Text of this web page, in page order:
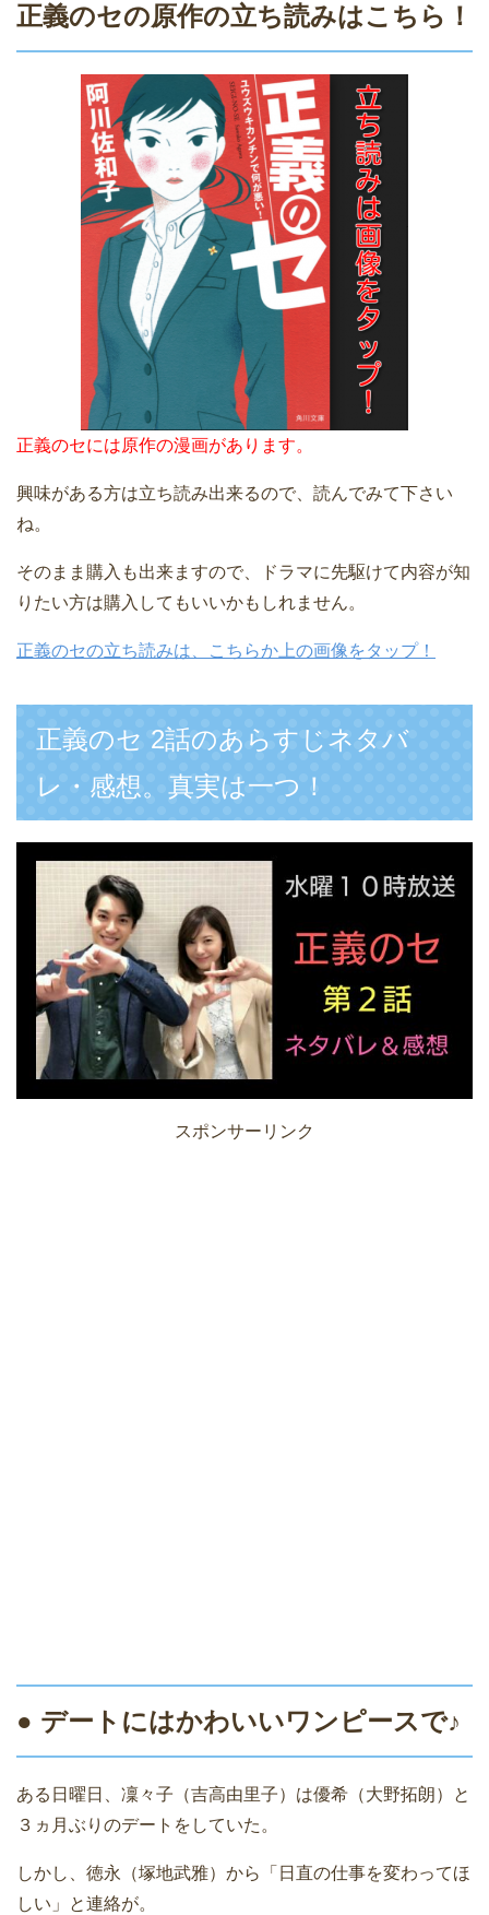
正義のセの原作の立ち読みはこちら！
正義のセには原作の漫画があります。
興味がある方は立ち読み出来るので、読んでみて下さい
ね。
そのまま購入も出来ますので、ドラマに先駆けて内容が知
りたい方は購入してもいいかもしれません。
正義のセの立ち読みは、こちらか上の画像をタップ！
正義のセ 2話のあらすじネタバ
レ・感想。真実は一つ！
スポンサーリンク
● デートにはかわいいワンピースで♪
ある日曜日、凜々子（吉高由里子）は優希（大野拓朗）と
３ヵ月ぶりのデートをしていた。
しかし、徳永（塚地武雅）から「日直の仕事を変わってほ
しい」と連絡が。